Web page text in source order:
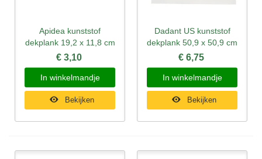
Apidea kunststof
dekplank 19,2 x 11,8 cm
€ 3,10
In winkelmandje
Bekijken
Dadant US kunststof
dekplank 50,9 x 50,9 cm
€ 6,75
In winkelmandje
Bekijken